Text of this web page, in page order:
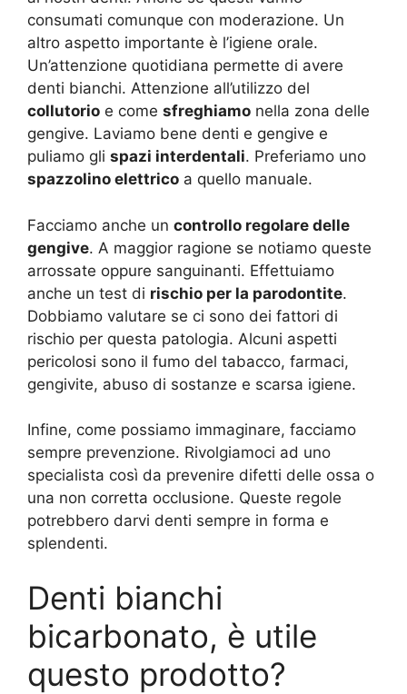
consumati comunque con moderazione. Un
altro aspetto importante è l’igiene orale.
Un’attenzione quotidiana permette di avere
denti bianchi. Attenzione all’utilizzo del
collutorio e come sfreghiamo nella zona delle
gengive. Laviamo bene denti e gengive e
puliamo gli spazi interdentali. Preferiamo uno
spazzolino elettrico a quello manuale.
Facciamo anche un controllo regolare delle
gengive. A maggior ragione se notiamo queste
arrossate oppure sanguinanti. Effettuiamo
anche un test di rischio per la parodontite.
Dobbiamo valutare se ci sono dei fattori di
rischio per questa patologia. Alcuni aspetti
pericolosi sono il fumo del tabacco, farmaci,
gengivite, abuso di sostanze e scarsa igiene.
Infine, come possiamo immaginare, facciamo
sempre prevenzione. Rivolgiamoci ad uno
specialista così da prevenire difetti delle ossa o
una non corretta occlusione. Queste regole
potrebbero darvi denti sempre in forma e
splendenti.
Denti bianchi
bicarbonato, è utile
questo prodotto?